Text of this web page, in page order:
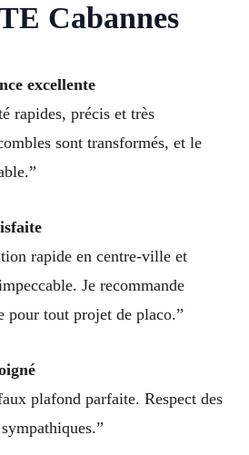
Cabannes
excellente
rapides, précis et très
sont transformés, et le
rapide en centre-ville et
Je recommande
pour tout projet de placo.”
plafond parfaite. Respect des